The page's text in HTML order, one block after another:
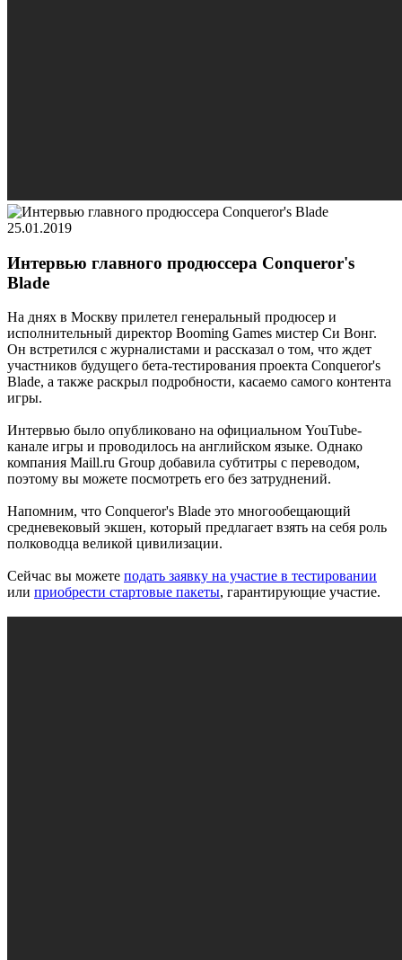
25.01.2019
Интервью главного продюссера Conqueror's
Blade
На днях в Москву прилетел генеральный продюсер и
исполнительный директор Booming Games мистер Си Вонг.
Он встретился с журналистами и рассказал о том, что ждет
участников будущего бета-тестирования проекта Conqueror's
Blade, а также раскрыл подробности, касаемо самого контента
игры.
Интервью было опубликовано на официальном YouTube-
канале игры и проводилось на английском языке. Однако
компания Maill.ru Group добавила субтитры с переводом,
поэтому вы можете посмотреть его без затруднений.
Напомним, что Conqueror's Blade это многообещающий
средневековый экшен, который предлагает взять на себя роль
полководца великой цивилизации.
Сейчас вы можете подать заявку на участие в тестировании
или приобрести стартовые пакеты, гарантирующие участие.